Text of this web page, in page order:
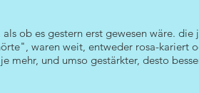
ob es gestern erst gewesen wäre.
waren weit, entweder rosa-kariert
und umso gestärkter, desto